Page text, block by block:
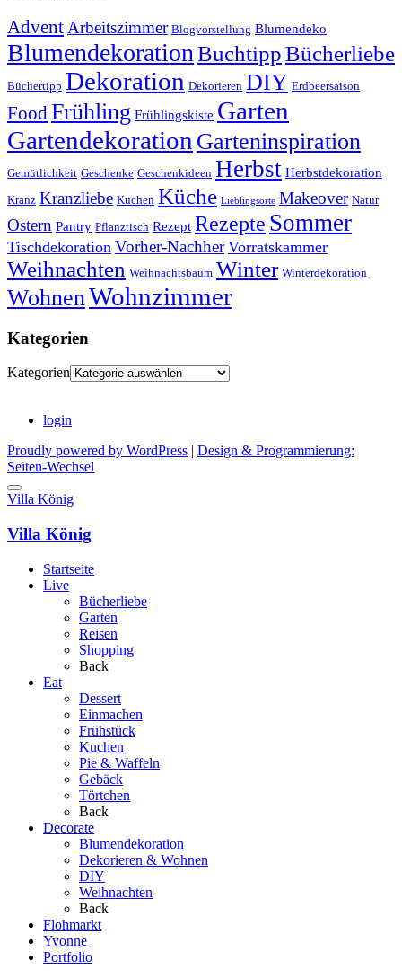
Advent Arbeitszimmer Blogvorstellung Blumendeko
Blumendekoration BuchtippBücherliebe
Büchertipp Dekoration Dekorieren DIY Erdbeersaison
FoodFrühling Frühlingskiste Garten
Gartendekoration Garteninspiration
Gemütlichkeit Geschenke Geschenkideen Herbst Herbstdekoration
Kranz Kranzliebe Kuchen Küche Lieblingsorte Makeover Natur
Ostern Pantry Pflanztisch Rezept Rezepte Sommer
Tischdekoration Vorher-Nachher Vorratskammer
Weihnachten Weihnachtsbaum Winter Winterdekoration
WohnenWohnzimmer
Kategorien
Kategorien
login
Proudly powered by WordPress
Design & Programmierung:
Seiten-Wechsel
Villa König
Villa König
Startseite
Live
Bücherliebe
Garten
Reisen
Shopping
Back
Eat
Dessert
Einmachen
Frühstück
Kuchen
Pie & Waffeln
Gebäck
Törtchen
Back
Decorate
Blumendekoration
Dekorieren & Wohnen
DIY
Weihnachten
Back
Flohmarkt
Yvonne
Portfolio